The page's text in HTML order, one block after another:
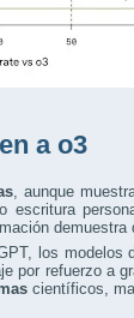
a o3
, aunque
escritura
demuestra
los modelos
por refuerzo a
científicos,